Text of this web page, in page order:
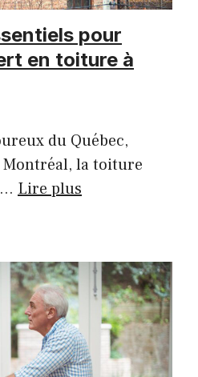
pour
en toiture à
du Québec,
la toiture
Lire plus